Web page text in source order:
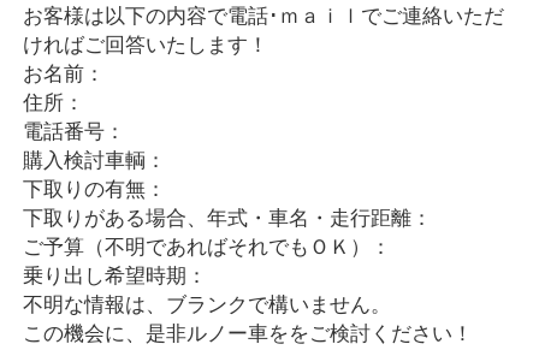
お客様は以下の内容で電話･ｍａｉｌでご連絡いただ
ければご回答いたします！
お名前：
住所：
電話番号：
購入検討車輌：
下取りの有無：
下取りがある場合、年式・車名・走行距離：
ご予算（不明であればそれでもＯＫ）：
乗り出し希望時期：
不明な情報は、ブランクで構いません。
この機会に、是非ルノー車ををご検討ください！